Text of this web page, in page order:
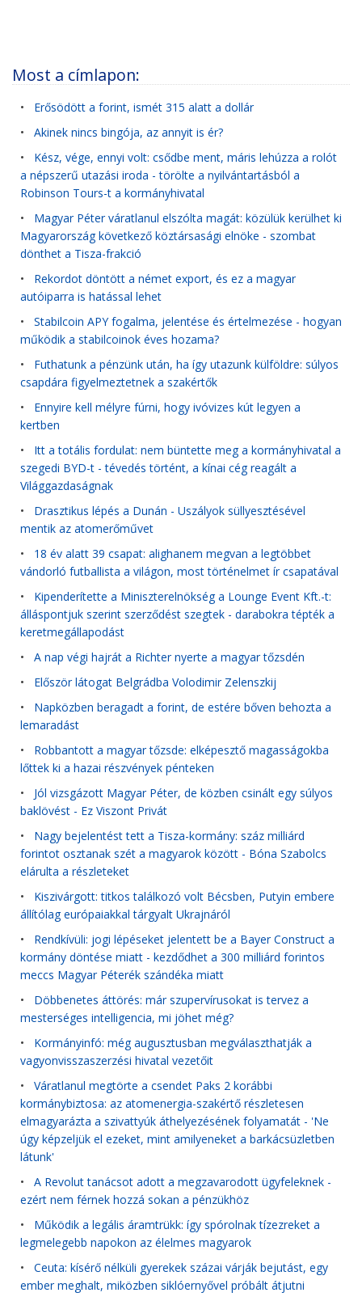
Most a címlapon:
• Erősödött a forint, ismét 315 alatt a dollár
• Akinek nincs bingója, az annyit is ér?
• Kész, vége, ennyi volt: csődbe ment, máris lehúzza a rolót
a népszerű utazási iroda - törölte a nyilvántartásból a
Robinson Tours-t a kormányhivatal
• Magyar Péter váratlanul elszólta magát: közülük kerülhet ki
Magyarország következő köztársasági elnöke - szombat
dönthet a Tisza-frakció
• Rekordot döntött a német export, és ez a magyar
autóiparra is hatással lehet
• Stabilcoin APY fogalma, jelentése és értelmezése - hogyan
működik a stabilcoinok éves hozama?
• Futhatunk a pénzünk után, ha így utazunk külföldre: súlyos
csapdára figyelmeztetnek a szakértők
• Ennyire kell mélyre fúrni, hogy ivóvizes kút legyen a
kertben
• Itt a totális fordulat: nem büntette meg a kormányhivatal a
szegedi BYD-t - tévedés történt, a kínai cég reagált a
Világgazdaságnak
• Drasztikus lépés a Dunán - Uszályok süllyesztésével
mentik az atomerőművet
• 18 év alatt 39 csapat: alighanem megvan a legtöbbet
vándorló futballista a világon, most történelmet ír csapatával
• Kipenderítette a Miniszterelnökség a Lounge Event Kft.-t:
álláspontjuk szerint szerződést szegtek - darabokra tépték a
keretmegállapodást
• A nap végi hajrát a Richter nyerte a magyar tőzsdén
• Először látogat Belgrádba Volodimir Zelenszkij
• Napközben beragadt a forint, de estére bőven behozta a
lemaradást
• Robbantott a magyar tőzsde: elképesztő magasságokba
lőttek ki a hazai részvények pénteken
• Jól vizsgázott Magyar Péter, de közben csinált egy súlyos
baklövést - Ez Viszont Privát
• Nagy bejelentést tett a Tisza-kormány: száz milliárd
forintot osztanak szét a magyarok között - Bóna Szabolcs
elárulta a részleteket
• Kiszivárgott: titkos találkozó volt Bécsben, Putyin embere
állítólag európaiakkal tárgyalt Ukrajnáról
• Rendkívüli: jogi lépéseket jelentett be a Bayer Construct a
kormány döntése miatt - kezdődhet a 300 milliárd forintos
meccs Magyar Péterék szándéka miatt
• Döbbenetes áttörés: már szupervírusokat is tervez a
mesterséges intelligencia, mi jöhet még?
• Kormányinfó: még augusztusban megválaszthatják a
vagyonvisszaszerzési hivatal vezetőit
• Váratlanul megtörte a csendet Paks 2 korábbi
kormánybiztosa: az atomenergia-szakértő részletesen
elmagyarázta a szivattyúk áthelyezésének folyamatát - 'Ne
úgy képzeljük el ezeket, mint amilyeneket a barkácsüzletben
látunk'
• A Revolut tanácsot adott a megzavarodott ügyfeleknek -
ezért nem férnek hozzá sokan a pénzükhöz
• Működik a legális áramtrükk: így spórolnak tízezreket a
legmelegebb napokon az élelmes magyarok
• Ceuta: kísérő nélküli gyerekek százai várják bejutást, egy
ember meghalt, miközben siklóernyővel próbált átjutni